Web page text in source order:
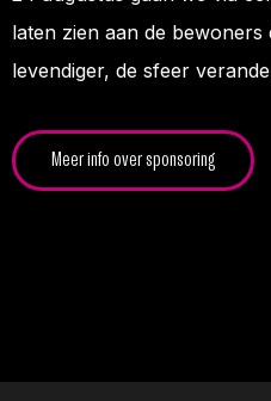
laten zien aan de
levendiger, de sfeer
Meer info over sponsoring